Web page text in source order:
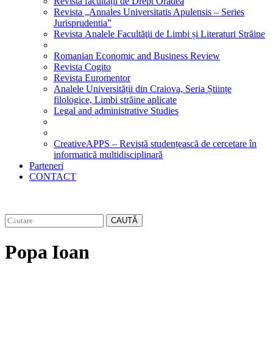
Revista „Annales Universitatis Apulensis – Series
Jurisprudentia”
Revista Analele Facultăţii de Limbi și Literaturi Străine
Romanian Economic and Business Review
Revista Cogito
Revista Euromentor
Analele Universității din Craiova, Seria Științe
filologice, Limbi străine aplicate
Legal and administrative Studies
CreativeAPPS – Revistă studențească de cercetare în
informatică multidisciplinară
Parteneri
CONTACT
CAUTĂ
Popa Ioan